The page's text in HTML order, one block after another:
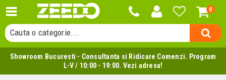
0
Cauta un produs...
Cauta o categorie...
Cauta un producator...
Cauta un produs...
Showroom Bucuresti - Consultanta si Ridicare Comenzi. Program
L-V / 10:00 - 19:00. Vezi adresa!